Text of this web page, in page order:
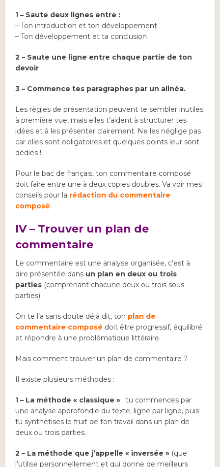
1 – Saute deux lignes entre :
– Ton introduction et ton développement
– Ton développement et ta conclusion
2 – Saute une ligne entre chaque partie de ton
devoir
3 – Commence tes paragraphes par un alinéa.
Les règles de présentation peuvent te sembler inutiles
à première vue, mais elles t’aident à structurer tes
idées et à les présenter clairement. Ne les néglige pas
car elles sont obligatoires et quelques points leur sont
dédiés !
Pour le bac de français, ton commentaire composé
doit faire entre une à deux copies doubles. Va voir mes
conseils pour la rédaction du commentaire
composé.
IV – Trouver un plan de
commentaire
Le commentaire est une analyse organisée, c’est à
dire présentée dans un plan en deux ou trois
parties (comprenant chacune deux ou trois sous-
parties).
On te l’a sans doute déjà dit, ton plan de
commentaire composé doit être progressif, équilibré
et répondre à une problématique littéraire.
Mais comment trouver un plan de commentaire ?
Il existe plusieurs méthodes :
1 – La méthode « classique » : tu commences par
une analyse approfondie du texte, ligne par ligne, puis
tu synthétises le fruit de ton travail dans un plan de
deux ou trois parties.
2 – La méthode que j’appelle « inversée » (que
j’utilise personnellement et qui donne de meilleurs